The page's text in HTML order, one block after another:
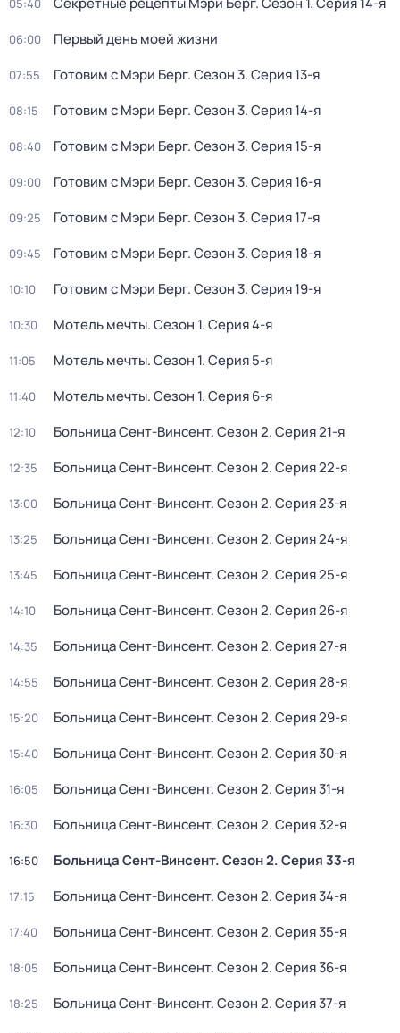
05:40
06:00 Первый день моей жизни
07:55 Готовим с Мэри Берг. Сезон 3. Серия 13-я
08:15 Готовим с Мэри Берг. Сезон 3. Серия 14-я
08:40 Готовим с Мэри Берг. Сезон 3. Серия 15-я
09:00 Готовим с Мэри Берг. Сезон 3. Серия 16-я
09:25 Готовим с Мэри Берг. Сезон 3. Серия 17-я
09:45 Готовим с Мэри Берг. Сезон 3. Серия 18-я
10:10 Готовим с Мэри Берг. Сезон 3. Серия 19-я
10:30 Мотель мечты. Сезон 1. Серия 4-я
11:05 Мотель мечты. Сезон 1. Серия 5-я
11:40 Мотель мечты. Сезон 1. Серия 6-я
12:10 Больница Сент-Винсент. Сезон 2. Серия 21-я
12:35 Больница Сент-Винсент. Сезон 2. Серия 22-я
13:00 Больница Сент-Винсент. Сезон 2. Серия 23-я
13:25 Больница Сент-Винсент. Сезон 2. Серия 24-я
13:45 Больница Сент-Винсент. Сезон 2. Серия 25-я
14:10 Больница Сент-Винсент. Сезон 2. Серия 26-я
14:35 Больница Сент-Винсент. Сезон 2. Серия 27-я
14:55 Больница Сент-Винсент. Сезон 2. Серия 28-я
15:20 Больница Сент-Винсент. Сезон 2. Серия 29-я
15:40 Больница Сент-Винсент. Сезон 2. Серия 30-я
16:05 Больница Сент-Винсент. Сезон 2. Серия 31-я
16:30 Больница Сент-Винсент. Сезон 2. Серия 32-я
16:50 Больница Сент-Винсент. Сезон 2. Серия 33-я
17:15 Больница Сент-Винсент. Сезон 2. Серия 34-я
17:40 Больница Сент-Винсент. Сезон 2. Серия 35-я
18:05 Больница Сент-Винсент. Сезон 2. Серия 36-я
18:25 Больница Сент-Винсент. Сезон 2. Серия 37-я